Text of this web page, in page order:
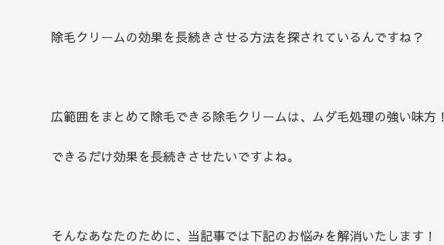
除毛クリームの効果を長続きさせる方法を探されているんですね？
広範囲をまとめて除毛できる除毛クリームは、ムダ毛処理の強い味方！
できるだけ効果を長続きさせたいですよね。
そんなあなたのために、当記事では下記のお悩みを解消いたします！